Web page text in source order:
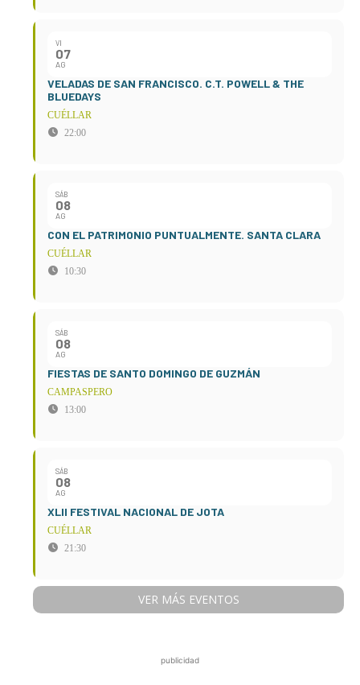
VI
07
AG
VELADAS DE SAN FRANCISCO. C.T. POWELL & THE
BLUEDAYS
CUÉLLAR
22:00
SÁB
08
AG
CON EL PATRIMONIO PUNTUALMENTE. SANTA CLARA
CUÉLLAR
10:30
SÁB
08
AG
FIESTAS DE SANTO DOMINGO DE GUZMÁN
CAMPASPERO
13:00
SÁB
08
AG
XLII FESTIVAL NACIONAL DE JOTA
CUÉLLAR
21:30
VER MÁS EVENTOS
publicidad